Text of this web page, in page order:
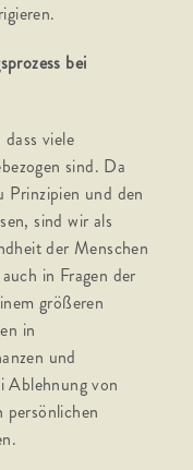
bei
viele
sind. Da
Prinzipien und den
sind wir als
der Menschen
in Fragen der
größeren
in
und
Ablehnung von
persönlichen